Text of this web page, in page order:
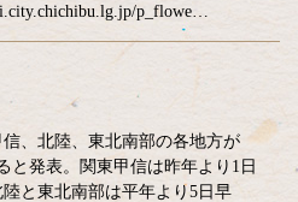
p_flowe…
、北陸、東北南部の各地方が
と発表。関東甲信は昨年より1日
と東北南部は平年より5日早